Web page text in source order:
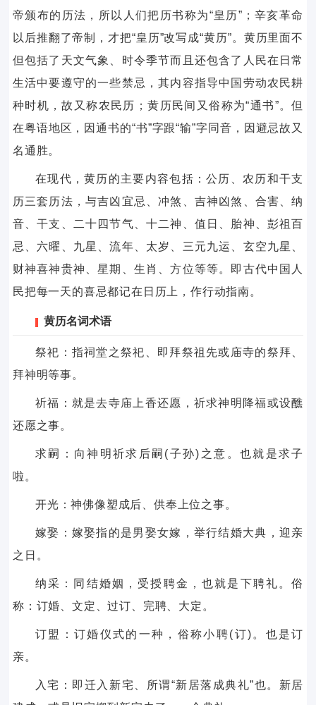
帝颁布的历法，所以人们把历书称为“皇历”；辛亥革命
以后推翻了帝制，才把“皇历”改写成“黄历”。黄历里面不
但包括了天文气象、时令季节而且还包含了人民在日常
生活中要遵守的一些禁忌，其内容指导中国劳动农民耕
种时机，故又称农民历；黄历民间又俗称为“通书”。但
在粤语地区，因通书的“书”字跟“输”字同音，因避忌故又
名通胜。
在现代，黄历的主要内容包括：公历、农历和干支
历三套历法，与吉凶宜忌、冲煞、吉神凶煞、合害、纳
音、干支、二十四节气、十二神、值日、胎神、彭祖百
忌、六曜、九星、流年、太岁、三元九运、玄空九星、
财神喜神贵神、星期、生肖、方位等等。即古代中国人
民把每一天的喜忌都记在日历上，作行动指南。
黄历名词术语
祭祀：指祠堂之祭祀、即拜祭祖先或庙寺的祭拜、
拜神明等事。
祈福：就是去寺庙上香还愿，祈求神明降福或设醮
还愿之事。
求嗣：向神明祈求后嗣(子孙)之意。也就是求子
啦。
开光：神佛像塑成后、供奉上位之事。
嫁娶：嫁娶指的是男娶女嫁，举行结婚大典，迎亲
之日。
纳采：同结婚姻，受授聘金，也就是下聘礼。俗
称：订婚、文定、过订、完聘、大定。
订盟：订婚仪式的一种，俗称小聘(订)。也是订
亲。
入宅：即迁入新宅、所谓“新居落成典礼”也。新居